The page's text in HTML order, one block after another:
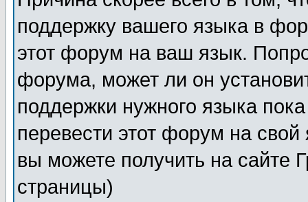
поддержку вашего языка в
этот форум на ваш язык.
форума, может ли он
поддержки нужного языка
перевести этот форум на
вы можете получить на сайте
страницы)